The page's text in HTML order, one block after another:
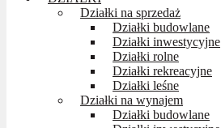
Działki na sprzedaż
Działki budowlane
Działki inwestycyjne
Działki rolne
Działki rekreacyjne
Działki leśne
Działki na wynajem
Działki budowlane